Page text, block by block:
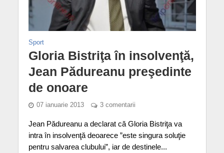
Sport
Gloria Bistriţa în insolvenţă,
Jean Pădureanu preşedinte
de onoare
07 ianuarie 2013 3 comentarii
Jean Pădureanu a declarat că Gloria Bistriţa va
intra în insolvenţă deoarece ”este singura soluţie
pentru salvarea clubului”, iar de destinele...